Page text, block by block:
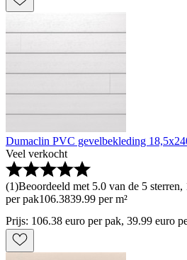
Dumaclin PVC gevelbekleding
Veel verkocht
(1)Beoordeeld met 5.0 van de 5
per pak106.3839.99 per m²
Prijs: 106.38 euro per pak, 39.99 euro